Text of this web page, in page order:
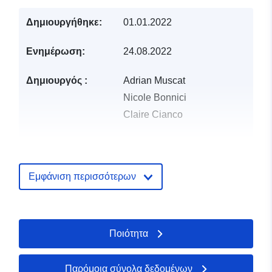
Δημιουργήθηκε: 01.01.2022
Ενημέρωση: 24.08.2022
Δημιουργός :
Adrian Muscat
Nicole Bonnici
Claire Cianco
Εκδότης: Zenodo
καταλόγου:
July 2026
Επικαιροποιήθηκε στα
30 July 2026
Εμφάνιση περισσότερων
Ποιότητα
Παρόμοια σύνολα δεδομένων